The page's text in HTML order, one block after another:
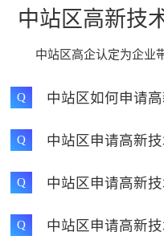
中站区高新技
中站区高企认定为企业
Q 中站区如何申请
Q 中站区申请高新
Q 中站区申请高新
Q 中站区申请高新